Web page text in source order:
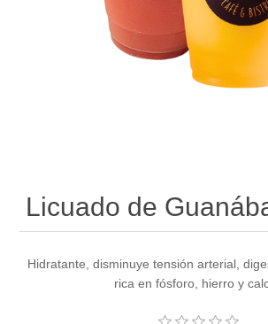
Licuado de
Hidratante, disminuye tensión arterial,
rica en fósforo, hierro y